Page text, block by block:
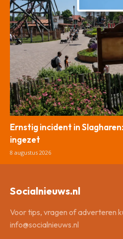
Ernstig incident in
ingezet
8 augustus 2026
Socialnieuws.nl
Voor tips, vragen of adverteren
info@socialnieuws.nl